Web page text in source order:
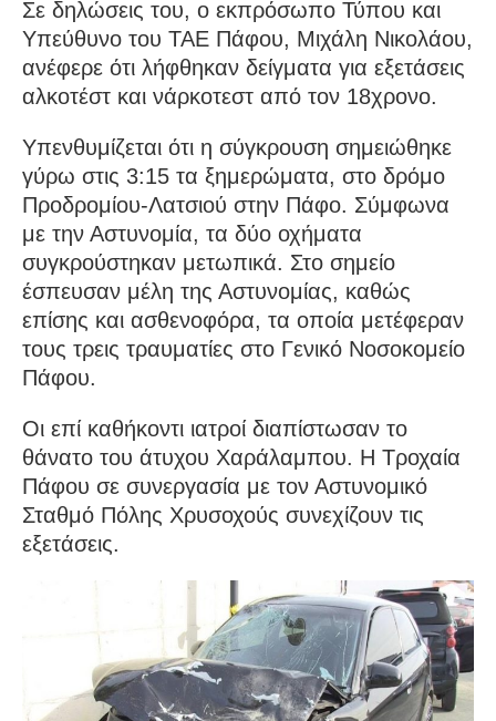
Σε δηλώσεις του, ο εκπρόσωπο Τύπου και
Υπεύθυνο του ΤΑΕ Πάφου, Μιχάλη Νικολάου,
ανέφερε ότι λήφθηκαν δείγματα για εξετάσεις
αλκοτέστ και νάρκοτεστ από τον 18χρονο.
Υπενθυμίζεται ότι η σύγκρουση σημειώθηκε
γύρω στις 3:15 τα ξημερώματα, στο δρόμο
Προδρομίου-Λατσιού στην Πάφο. Σύμφωνα
με την Αστυνομία, τα δύο οχήματα
συγκρούστηκαν μετωπικά. Στο σημείο
έσπευσαν μέλη της Αστυνομίας, καθώς
επίσης και ασθενοφόρα, τα οποία μετέφεραν
τους τρεις τραυματίες στο Γενικό Νοσοκομείο
Πάφου.
Οι επί καθήκοντι ιατροί διαπίστωσαν το
θάνατο του άτυχου Χαράλαμπου. Η Τροχαία
Πάφου σε συνεργασία με τον Αστυνομικό
Σταθμό Πόλης Χρυσοχούς συνεχίζουν τις
εξετάσεις.